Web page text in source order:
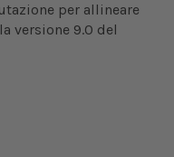
per allineare
versione 9.0 del